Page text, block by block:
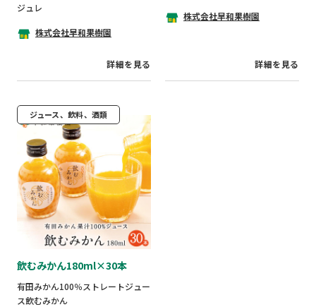
ジュレ
株式会社早和果樹園
詳細を見る
株式会社早和果樹園
詳細を見る
ジュース、飲料、酒類
飲むみかん180ml×30本
有田みかん100％ストレートジュー
ス飲むみかん